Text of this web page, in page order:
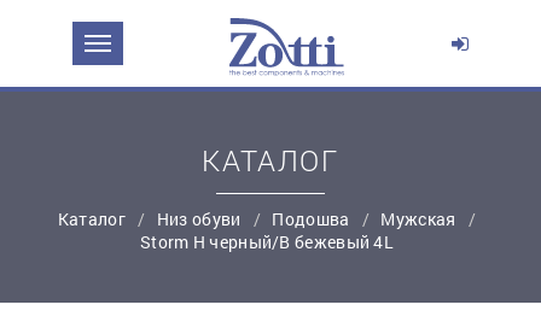
КАТАЛОГ
Каталог Низ обуви Подошва
Мужская
Storm Н черный/В бежевый 4L
ЗАДАТЬ ВОПРОС О ПРОДУКТЕ
Эл. почта: *
Контактный телефон:*